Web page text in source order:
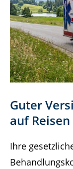
Guter
auf Reisen
Ihre